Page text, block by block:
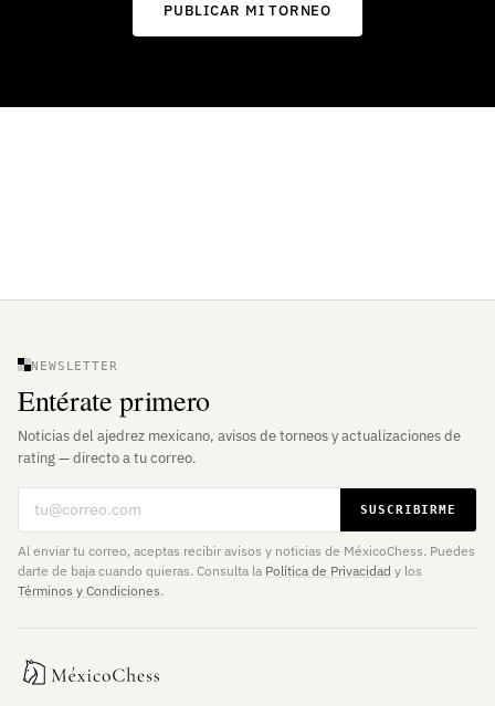
PUBLICAR MI TORNEO
NEWSLETTER
Entérate primero
Noticias del ajedrez mexicano, avisos de torneos y actualizaciones de
rating — directo a tu correo.
SUSCRIBIRME
Al enviar tu correo, aceptas recibir avisos y noticias de MéxicoChess. Puedes
darte de baja cuando quieras. Consulta la Política de Privacidad y los
Términos y Condiciones.